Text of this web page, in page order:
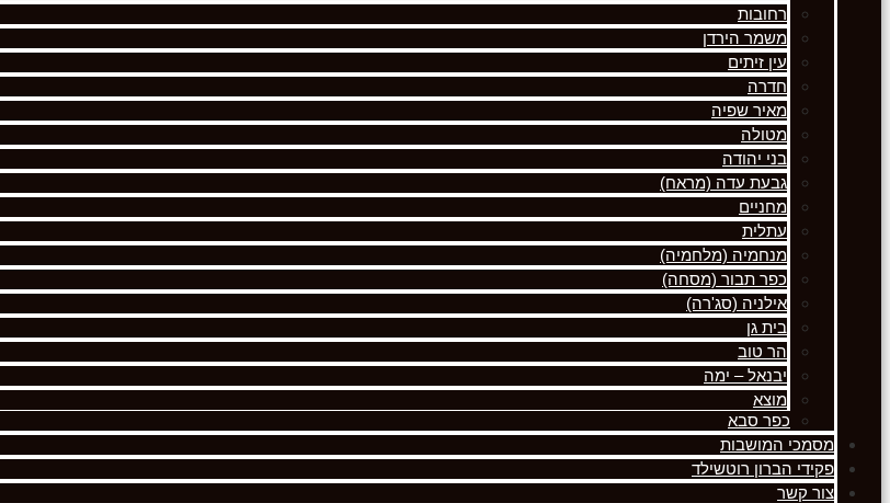
רחובות
משמר הירדן
עין זיתים
חדרה
מאיר שפיה
מטולה
בני יהודה
גבעת עדה (מראח)
מחניים
עתלית
מנחמיה (מלחמיה)
כפר תבור (מסחה)
אילניה (סג'רה)
בית גן
הר טוב
יבנאל – ימה
מוצא
כפר סבא
מסמכי המושבות
פקידי הברון רוטשילד
צור קשר